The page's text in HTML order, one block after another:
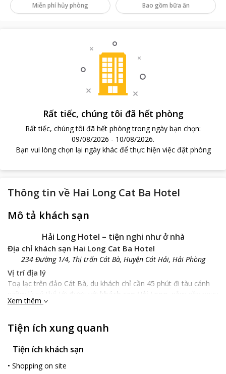
Miễn phí hủy phòng Bao gồm bữa ăn
Rất tiếc, chúng tôi đã hết phòng
Rất tiếc, chúng tôi đã hết phòng trong ngày bạn chọn:
09/08/2026 - 10/08/2026.
Bạn vui lòng chọn lại ngày khác để thực hiện việc đặt phòng
Thông tin về Hai Long Cat Ba Hotel
Mô tả khách sạn
Hải Long Hotel – tiện nghi như ở nhà
Địa chỉ khách sạn Hai Long Cat Ba Hotel
234 Đường 1/4, Thị trấn Cát Bà, Huyện Cát Hải, Hải Phòng
Vị trí địa lý
Toạ lạc trên đảo Cát Bà, du khách chỉ cần 45 phút đi tàu cánh
ngầm là có thể tới được với khách sạn Hải Long
bến tàu Cát Bà khoảng 50m. Tại khách sạn, bạn có thể tiếp cận
II cách 400m, chợ Cát Bà cách 500m, quảng trường cách đó
100m. Du khách lưu trú tại
20 phút để đến vườn quốc gia Cát Bà, tham quan khu dự trữ
Đặc điểm khách sạn
Xem thêm
Tiện ích xung quanh
Tiện ích khách sạn
• Shopping on site